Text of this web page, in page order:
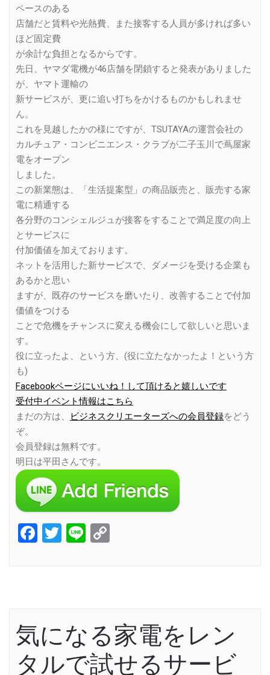
ペースのある
店舗だと賃料や光熱費、また接客する人員が多ければ多い
ほど固定費
が余計な負担となるからです。
先日、ヤマダ電機が46店舗を閉鎖すると発表がありました
が、ヤマト運輸の
新サービスが、更に追い打ちをかけるものかもしれませ
ん。
これを見越したかの様にですが、TSUTAYAの運営会社の
カルチュア・コンビニエンス・クラブが二子玉川で蔦屋家
電をオープン
しました。
この新業態は、「生活提案型」の商品販売と、販売する家
電に精通する
各分野のコンシェルジュが接客をすることで満足度の向上
とサービスに
付加価値を加えております。
ネットを活用した新サービスで、ダメージを受ける企業も
あるかと思い
ますが、既存のサービスを磨いたり、改善することで付加
価値をつける
ことで危機をチャンスに変える機会にして欲しいと思いま
す。
役に立ったよ、という方、(役に立たなかったよ！という方
も)
Facebookページにいいね！して頂けると嬉しいです
受付中イベント情報はこちら
まだの方は、
ビジネスクリエーターズへの会員登録をどう
ぞ。
会員登録は無料です。
明日は平田さんです。
Facebook
Twitter
Line
気になる家電をレン
タルで試せるサービ